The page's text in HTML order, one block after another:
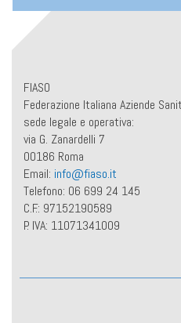
FIASO
Federazione Italiana Aziende
sede legale e operativa:
via G. Zanardelli 7
00186 Roma
Email: info@fiaso.it
Telefono: 06 699 24 145
C.F.: 97152190589
P. IVA: 11071341009